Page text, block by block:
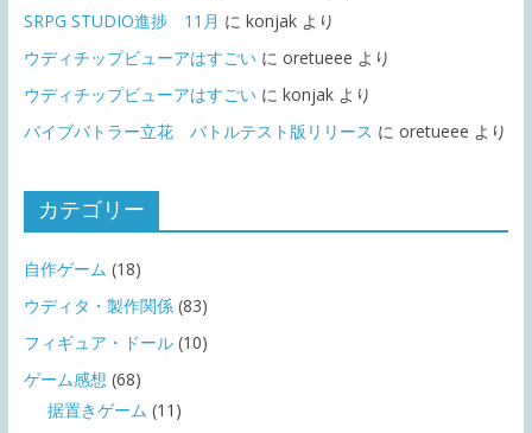
SRPG STUDIO進捗 11月 に konjakより
ウディチップビューアはすごいに oretueee より
ウディチップビューアはすごいに konjakより
バイブバトラー立花 バトルテスト版リリース に oretueee より
カテゴリー
自作ゲーム (18)
ウディタ・製作関係(83)
フィギュア・ドール(10)
ゲーム感想 (68)
据置きゲーム (11)